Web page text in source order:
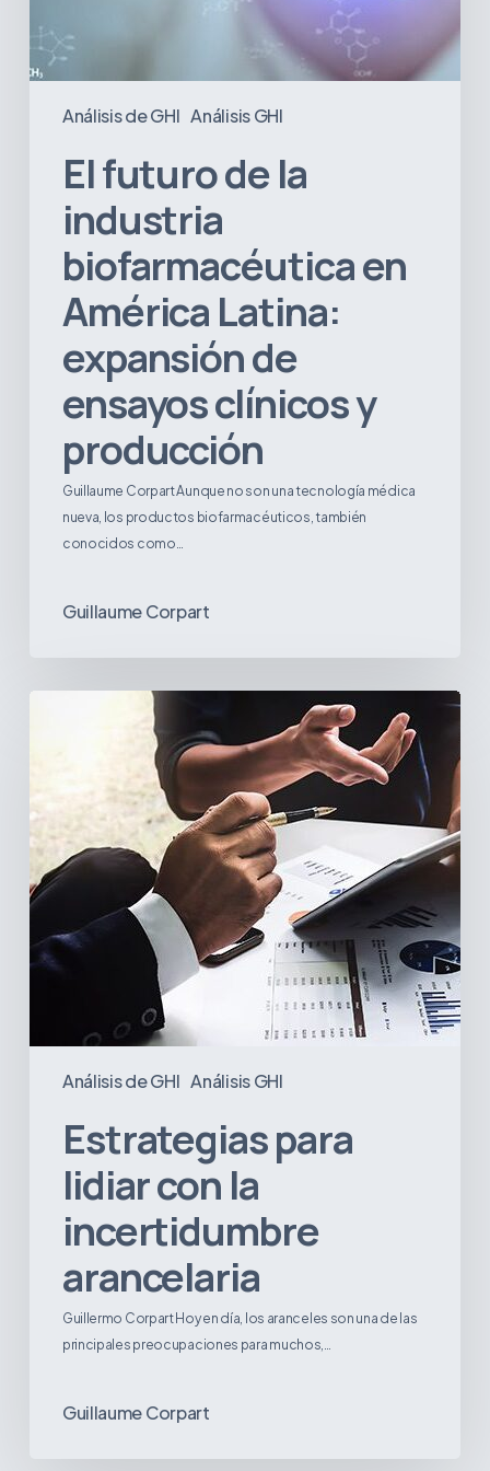
Análisis de GHI Análisis GHI
ensayos
clínicos
y
producción
El futuro de la
industria
biofarmacéutica en
América Latina:
expansión de
ensayos clínicos y
producción
Guillaume Corpart Aunque no son una tecnología médica
nueva, los productos biofarmacéuticos, también
conocidos como…
Guillaume Corpart
Análisis de GHI Análisis GHI
la
incertidumbre
arancelaria
Estrategias para
lidiar con la
incertidumbre
arancelaria
Guillermo Corpart Hoy en día, los aranceles son una de las
principales preocupaciones para muchos,…
Guillaume Corpart